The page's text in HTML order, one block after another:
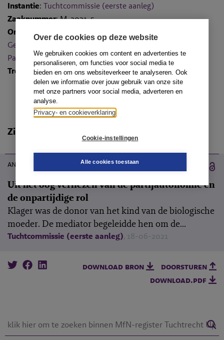
Over de cookies op deze website
We gebruiken cookies om content en advertenties te
personaliseren, om functies voor social media te
bieden en om ons websiteverkeer te analyseren. Ook
delen we informatie over jouw gebruik van onze site
met onze partners voor social media, adverteren en
analyse.
Privacy- en cookieverklaring
Cookie-instellingen
Alle cookies toestaan
Instantie: Tuchtcommissie (eerste aanleg)
Zaaknummer: M-2021-5
Onderwerpen: Beroepsethiek en integriteit
Geluidsopnamen
Informed consent
Partijautonomie
Trefwoorden: familie
Zie ook
annotatie
14-10-2021
Uit het oog verliezen van de partijautonomie en
de onpartijdige rol
Klager was de donor van het kind van de biologische
moeder. De mediator begeleidde hen om de...
Tuchtcommissie (eerste aanleg), 18-06-2021
download bron
doorsturen
download.pdf